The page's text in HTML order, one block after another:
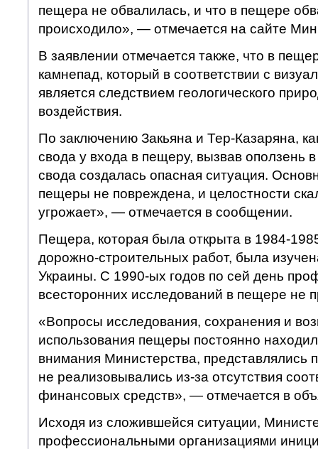
пещера не обвалилась, и что в пещере
происходило», — отмечается на сайте
В заявлении отмечается также, что в
камнепад, который в соответствии с
является следствием геологического
воздействия.
По заключению Закьяна и Тер-Казаряна,
свода у входа в пещеру, вызвав оползень
свода создалась опасная ситуация.
пещеры не повреждена, и целостности
угрожает», — отмечается в сообщении.
Пещера, которая была открыта в 1984-
дорожно-строительных работ, была
Украины. С 1990-ых годов по сей день
всесторонних исследований в пещере не
«Вопросы исследования, сохранения и
использования пещеры постоянно
внимания Министерства, представлялись
не реализовывались из-за отсутствия
финансовых средств», — отмечается в
Исходя из сложившейся ситуации,
профессиональными организациями